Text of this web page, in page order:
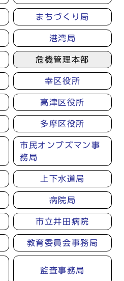
まちづくり局
港湾局
危機管理本部
幸区役所
高津区役所
多摩区役所
市民オンブズマン事
務局
上下水道局
病院局
市立井田病院
教育委員会事務局
監査事務局